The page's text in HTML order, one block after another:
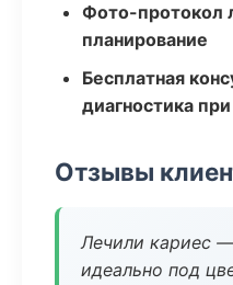
Фото-протокол
планирование
Бесплатная
диагностика
Отзывы
Лечили кариес
идеально под